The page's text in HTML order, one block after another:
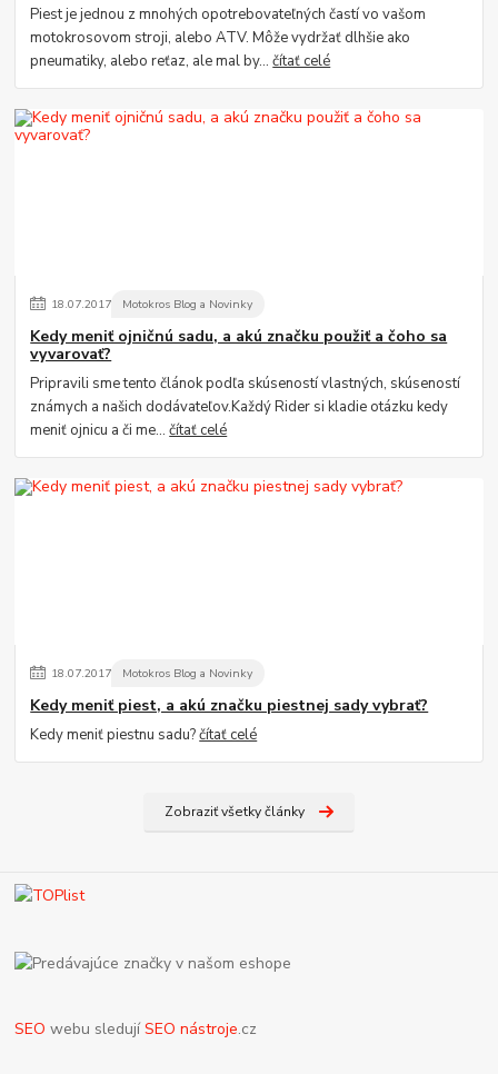
Piest je jednou z mnohých opotrebovateľných častí vo vašom
motokrosovom stroji, alebo ATV. Môže vydržať dlhšie ako
pneumatiky, alebo reťaz, ale mal by...čítať celé
18.07.2017 Motokros Blog a Novinky
Kedy meniť ojničnú sadu, a akú značku použiť a čoho sa
vyvarovať?
Pripravili sme tento článok podľa skúseností vlastných, skúseností
známych a našich dodávateľov.Každý Rider si kladie otázku kedy
meniť ojnicu a či me...čítať celé
18.07.2017 Motokros Blog a Novinky
Kedy meniť piest, a akú značku piestnej sady vybrať?
Kedy meniť piestnu sadu?čítať celé
Zobraziť všetky články
SEO webu sledujíSEO nástroje.cz